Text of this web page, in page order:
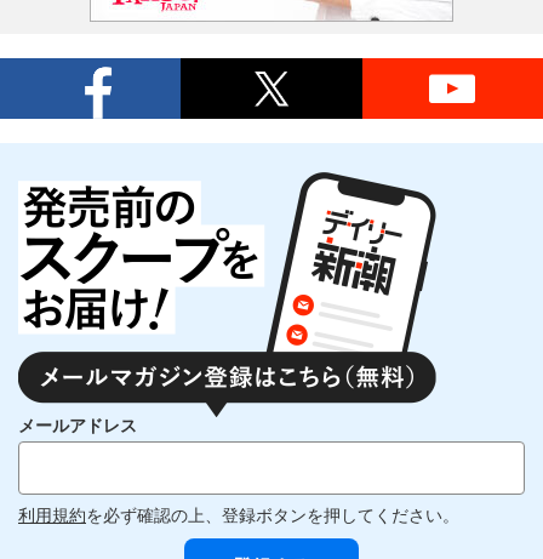
メールアドレス
利用規約を必ず確認の上、登録ボタンを押してください。